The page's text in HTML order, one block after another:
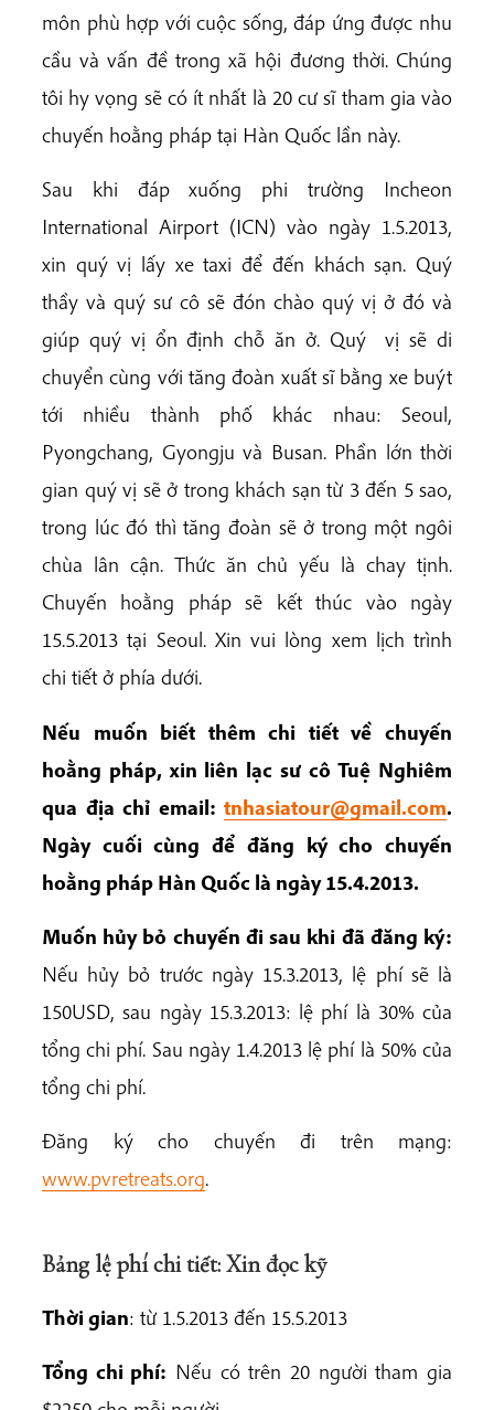
môn phù hợp với cuộc sống, đáp ứng được nhu
cầu và vấn đề trong xã hội đương thời. Chúng
tôi hy vọng sẽ có ít nhất là 20 cư sĩ tham gia vào
chuyến hoằng pháp tại Hàn Quốc lần này.
Sau khi đáp xuống phi trường Incheon
International Airport (ICN) vào ngày 1.5.2013,
xin quý vị lấy xe taxi để đến khách sạn. Quý
thầy và quý sư cô sẽ đón chào quý vị ở đó và
giúp quý vị ổn định chỗ ăn ở. Quý vị sẽ di
chuyển cùng với tăng đoàn xuất sĩ bằng xe buýt
tới nhiều thành phố khác nhau: Seoul,
Pyongchang, Gyongju và Busan. Phần lớn thời
gian quý vị sẽ ở trong khách sạn từ 3 đến 5 sao,
trong lúc đó thì tăng đoàn sẽ ở trong một ngôi
chùa lân cận. Thức ăn chủ yếu là chay tịnh.
Chuyến hoằng pháp sẽ kết thúc vào ngày
15.5.2013 tại Seoul. Xin vui lòng xem lịch trình
chi tiết ở phía dưới.
Nếu muốn biết thêm chi tiết về chuyến
hoằng pháp, xin liên lạc sư cô Tuệ Nghiêm
qua địa chỉ email: tnhasiatour@gmail.com.
Ngày cuối cùng để đăng ký cho chuyến
hoằng pháp Hàn Quốc là ngày 15.4.2013.
Muốn hủy bỏ chuyến đi sau khi đã đăng ký:
Nếu hủy bỏ trước ngày 15.3.2013, lệ phí sẽ là
150USD, sau ngày 15.3.2013: lệ phí là 30% của
tổng chi phí. Sau ngày 1.4.2013 lệ phí là 50% của
tổng chi phí.
Đăng ký cho chuyến đi trên mạng:
www.pvretreats.org.
Bảng lệ phí chi tiết: Xin đọc kỹ
Thời gian: từ 1.5.2013 đến 15.5.2013
Tổng chi phí: Nếu có trên 20 người tham gia